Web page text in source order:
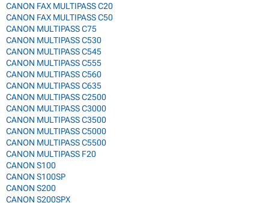
CANON FAX MULTIPASS C20
CANON FAX MULTIPASS C50
CANON MULTIPASS C75
CANON MULTIPASS C530
CANON MULTIPASS C545
CANON MULTIPASS C555
CANON MULTIPASS C560
CANON MULTIPASS C635
CANON MULTIPASS C2500
CANON MULTIPASS C3000
CANON MULTIPASS C3500
CANON MULTIPASS C5000
CANON MULTIPASS C5500
CANON MULTIPASS F20
CANON S100
CANON S100SP
CANON S200
CANON S200SPX